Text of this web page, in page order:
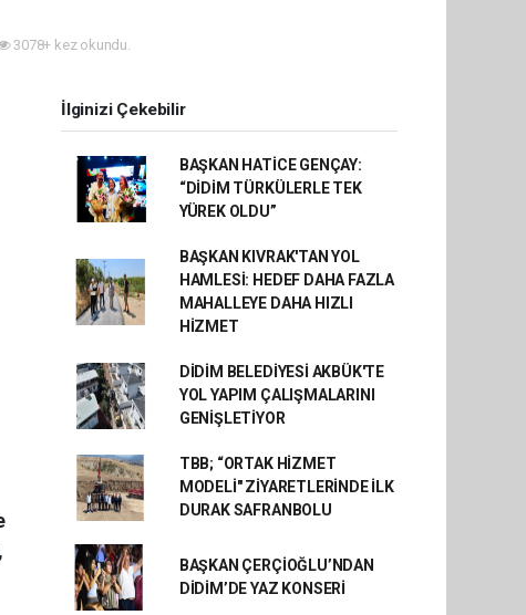
3078+ kez okundu.
İlginizi Çekebilir
BAŞKAN HATİCE GENÇAY:
“DİDİM TÜRKÜLERLE TEK
YÜREK OLDU”
BAŞKAN KIVRAK'TAN YOL
HAMLESİ: HEDEF DAHA FAZLA
MAHALLEYE DAHA HIZLI
HİZMET
DİDİM BELEDİYESİ AKBÜK'TE
YOL YAPIM ÇALIŞMALARINI
GENİŞLETİYOR
TBB; “ORTAK HİZMET
MODELİ" ZİYARETLERİNDE İLK
DURAK SAFRANBOLU
BAŞKAN ÇERÇİOĞLU’NDAN
DİDİM’DE YAZ KONSERİ